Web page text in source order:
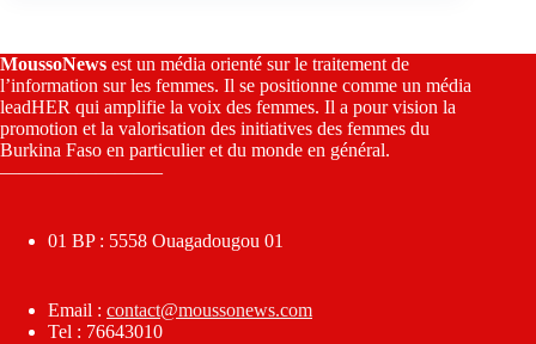
MoussoNews est un média orienté sur le traitement de
l’information sur les femmes. Il se positionne comme un média
leadHER qui amplifie la voix des femmes. Il a pour vision la
promotion et la valorisation des initiatives des femmes du
Burkina Faso en particulier et du monde en général.
————————–
01 BP : 5558 Ouagadougou 01
Email : contact@moussonews.com
Tel : 76643010